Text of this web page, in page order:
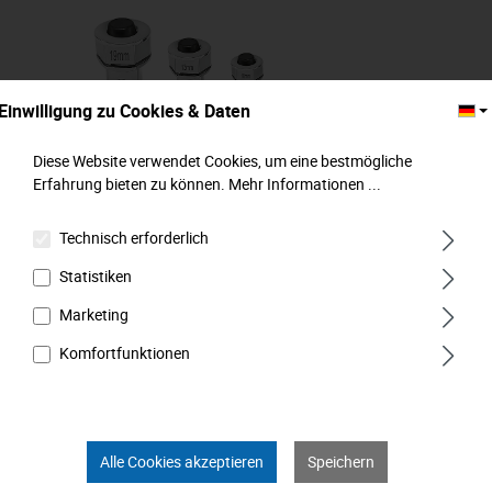
1/4"-3/8"-1/2" + Bit, MATADOR Art.-Code:
01860010
zu Cookies & Daten
Diese Website verwendet Cookies, um eine bestmögliche
Erfahrung bieten zu können. Mehr Informationen ...
Technisch erforderlich
Statistiken
Marketing
Komfortfunktionen
Alle Cookies akzeptieren Speichern